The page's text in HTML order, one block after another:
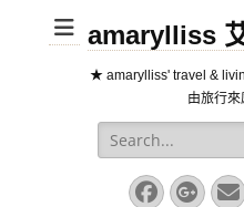
amarylliss
★ amarylliss' travel &
由旅行來
Search
for: